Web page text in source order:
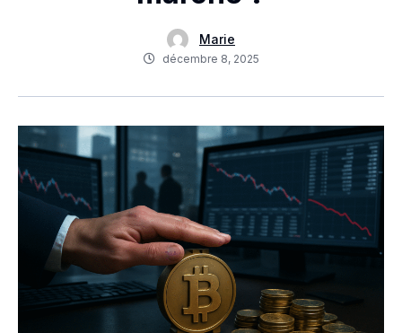
Marie
décembre 8, 2025